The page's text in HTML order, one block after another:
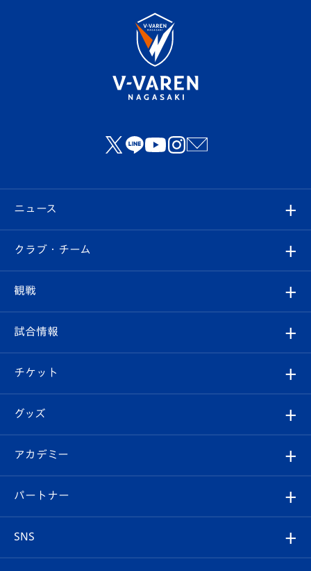
ニュース
すべて
クラブ
試合情報
チケット
イベント
メディア
ホームタウン
クラブ・チーム
クラブ概要
エンブレム紹介
スタッフプロフィール
マスコット紹介
観戦
観戦ルール
はじめての観戦ガイド
Revive Team
ヴィヴィくんの長崎おもてなしガイド
試合情報
試合日程/結果
フォトギャラリー
スタジアムグルメ
チケット
チケット
V-LOVERS（ファンクラブ）
プレイヤーズスイート
グッズ
オンラインショップ
店舗情報
アカデミー
育成からのお知らせ
U-18
パートナー
SNS